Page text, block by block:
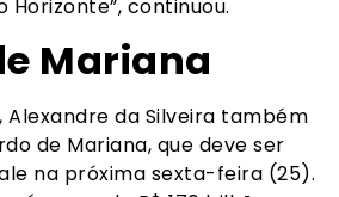
Horizonte”, continuou.
Mariana
Alexandre da Silveira também
de Mariana, que deve ser
na próxima sexta-feira (25).